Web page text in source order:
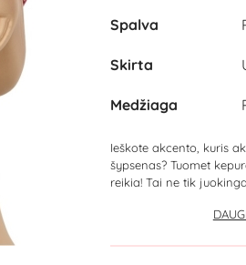
Spalva
Skirta
Medžiaga
Ieškote akcento, kuris
šypsenas? Tuomet
reikia! Tai ne tik